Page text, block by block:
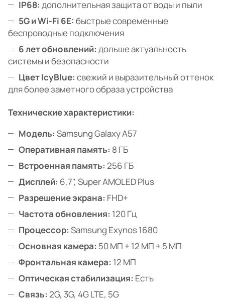
IP68: дополнительная защита от воды и пыли
5G и Wi-Fi 6E: быстрые современные
беспроводные подключения
6 лет обновлений: дольше актуальность
системы и безопасности
Цвет IcyBlue: свежий и выразительный оттенок
для более заметного образа устройства
Технические характеристики:
Модель: Samsung Galaxy A57
Оперативная память: 8 ГБ
Встроенная память: 256 ГБ
Дисплей: 6,7", Super AMOLED Plus
Разрешение экрана: FHD+
Частота обновления: 120 Гц
Процессор: Samsung Exynos 1680
Основная камера: 50 МП + 12 МП + 5 МП
Фронтальная камера: 12 МП
Оптическая стабилизация: Есть
Связь: 2G, 3G, 4G LTE, 5G